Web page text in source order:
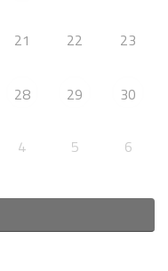
21 22 23
28 29 30
4 5 6